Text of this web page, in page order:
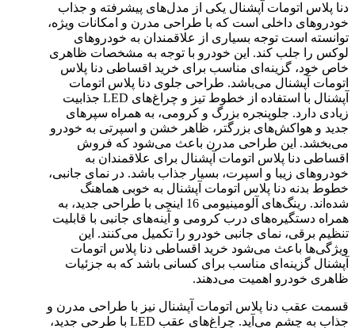
دنا پلاس اتومات آپشنال یکی از مدل‌های پیشرفته و جذاب
خودروهای داخلی است که با طراحی مدرن و امکانات ویژه،
توانسته است توجه بسیاری از علاقمندان به خودروهای
لوکس را جلب کند. این خودرو با توجه به مشخصات ظاهری
خاص خود، گزینه‌ای مناسب برای خرید اقساطی دنا پلاس
اتومات آپشنال می‌باشد. طراحی جلوی دنا پلاس اتومات
آپشنال با استفاده از خطوط تیز و چراغ‌های LED جذابیت
زیادی دارد. جلوپنجره بزرگ و کرومی، به همراه سپرهای
جدید و هواکش‌های بزرگتر، ظاهر خشن و اسپرتی به خودرو
می‌بخشد. این طراحی مدرن باعث می‌شود که فروش
اقساطی دنا پلاس اتومات آپشنال برای علاقمندان به
خودروهای زیبا و اسپرت، بسیار جذاب باشد. در نمای جانبی،
خطوط بدنه دنا پلاس اتومات آپشنال به خوبی هماهنگ
شده‌اند. رینگ‌های آلومینیومی 16 اینچی با طراحی جدید، به
همراه دستگیره‌های درب کرومی و آینه‌های جانبی با قابلیت
تنظیم برقی، نمای جانبی خودرو را تکمیل می‌کنند. این
ویژگی‌ها باعث می‌شود خرید اقساطی دنا پلاس اتومات
آپشنال گزینه‌ای مناسب برای کسانی باشد که به جزئیات
ظاهری خودرو اهمیت می‌دهند.
قسمت عقب دنا پلاس اتومات آپشنال نیز با طراحی مدرن و
جذاب به چشم می‌آید. چراغ‌های عقب LED با طرحی جدید،